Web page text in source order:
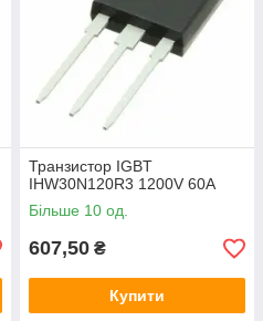
Транзистор IGBT
IHW30N120R3 1200V 60A
Більше 10 од.
607,50 ₴
Купити